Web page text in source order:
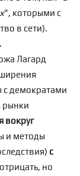
", которыми с
в сети).
Лагард
с демократами
рынки
вокруг
и методы
с
но